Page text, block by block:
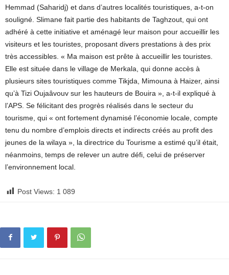
Hemmad (Saharidj) et dans d’autres localités touristiques, a-t-on
souligné. Slimane fait partie des habitants de Taghzout, qui ont
adhéré à cette initiative et aménagé leur maison pour accueillir les
visiteurs et les touristes, proposant divers prestations à des prix
très accessibles. « Ma maison est prête à accueillir les touristes.
Elle est située dans le village de Merkala, qui donne accès à
plusieurs sites touristiques comme Tikjda, Mimouna à Haizer, ainsi
qu’à Tizi Oujaâvouv sur les hauteurs de Bouira », a-t-il expliqué à
l’APS. Se félicitant des progrès réalisés dans le secteur du
tourisme, qui « ont fortement dynamisé l’économie locale, compte
tenu du nombre d’emplois directs et indirects créés au profit des
jeunes de la wilaya », la directrice du Tourisme a estimé qu’il était,
néanmoins, temps de relever un autre défi, celui de préserver
l’environnement local.
Post Views: 1 089